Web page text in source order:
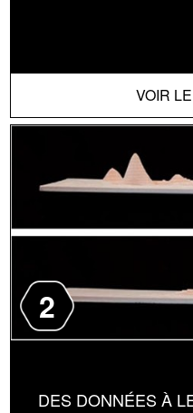
VOIR
2
DES DONNÉES À